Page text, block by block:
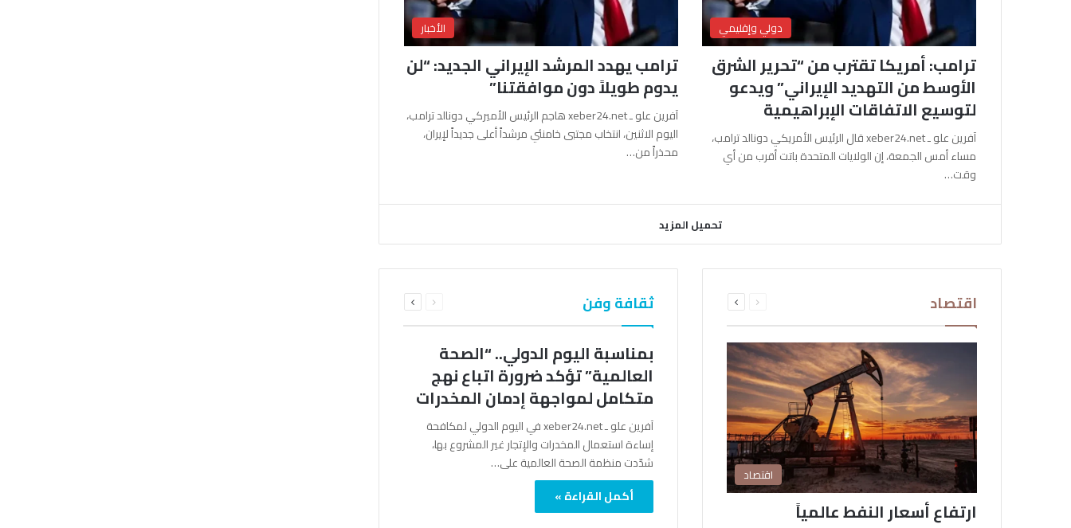
دولي وإقليمي
ترامب: أمريكا تقترب من “تحرير الشرق
الأوسط من التهديد الإيراني” ويدعو
لتوسيع الاتفاقات الإبراهيمية
آفرين علو ـ xeber24.net قال الرئيس الأمريكي دونالد ترامب،
مساء أمس الجمعة، إن الولايات المتحدة باتت أقرب من أي
وقت…
الأخبار
ترامب يهدد المرشد الإيراني الجديد: “لن
يدوم طويلاً دون موافقتنا”
آفرين علو ـ xeber24.net هاجم الرئيس الأميركي دونالد ترامب،
اليوم الاثنين، انتخاب مجتبى خامنئي مرشداً أعلى جديداً لإيران،
محذراً من…
تحميل المزيد
اقتصاد الصفحةالصفحة
اقتصاد
ارتفاع أسعار النفط عالمياً
ثقافة وفن الصفحةالصفحة
بمناسبة اليوم الدولي.. “الصحة
العالمية” تؤكد ضرورة اتباع نهج
متكامل لمواجهة إدمان المخدرات
آفرين علو ـ xeber24.net في اليوم الدولي لمكافحة
إساءة استعمال المخدرات والإتجار غير المشروع بها،
شدّدت منظمة الصحة العالمية على…
أكمل القراءة »